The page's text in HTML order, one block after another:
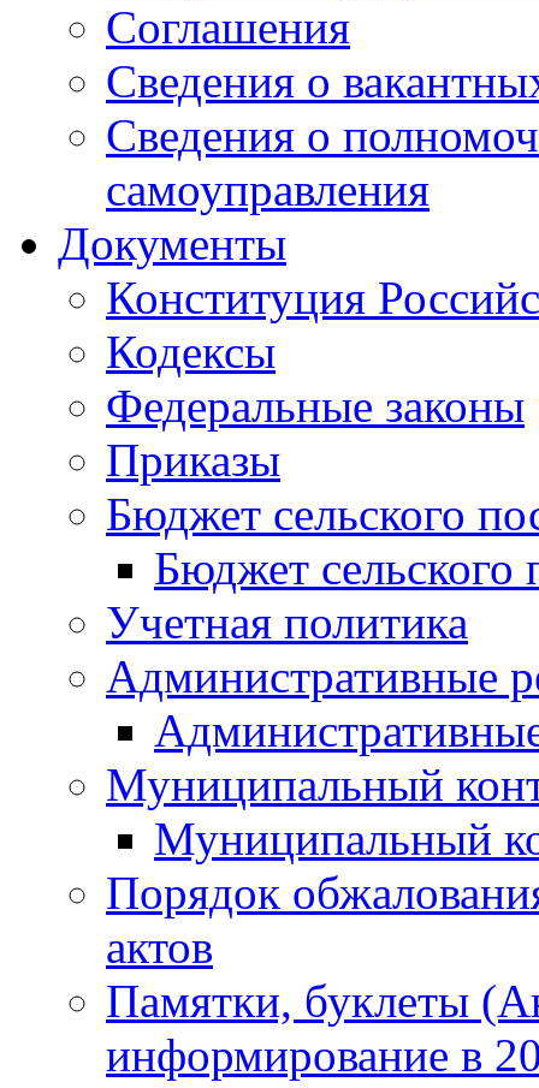
Соглашения
Сведения о
Сведения о
самоуправления
Документы
Конституция
Кодексы
Федеральные законы
Приказы
Бюджет сельского
Бюджет сельского
Учетная политика
Административные
Муниципальный
Муниципальный
Порядок
актов
Памятки, буклеты
информирование в